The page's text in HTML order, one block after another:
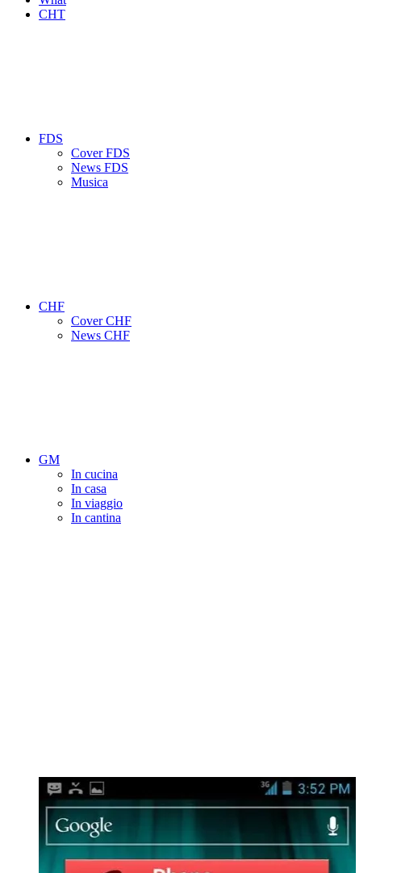
CHT
FDS
Cover FDS
News FDS
Musica
CHF
Cover CHF
News CHF
GM
In cucina
In casa
In viaggio
In cantina